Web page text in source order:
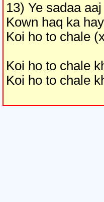
13) Ye sadaa
Kown haq ka
Koi ho to chale
Koi ho to chale
Koi ho to chale